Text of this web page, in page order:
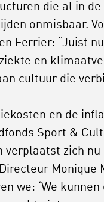
die al in de
onmisbaar.
Ferrier: “Juist
en
cultuur die
en de
Sport &
verplaatst zich nu
Monique
we: ‘We